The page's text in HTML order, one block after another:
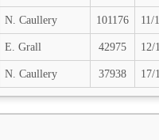
N. Caullery 101176 11/1
E. Grall 42975 12/1
N. Caullery 37938 17/1